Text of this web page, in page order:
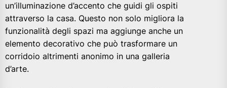
un’illuminazione d’accento che guidi gli ospiti
attraverso la casa. Questo non solo migliora la
funzionalità degli spazi ma aggiunge anche un
elemento decorativo che può trasformare un
corridoio altrimenti anonimo in una galleria
d’arte.